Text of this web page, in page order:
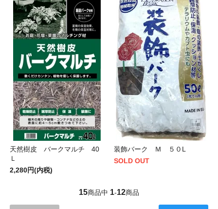
天然樹皮 バークマルチ 40
Ｌ
2,280円(内税)
装飾バーク Ｍ ５０L
SOLD OUT
15商品中 1-12商品